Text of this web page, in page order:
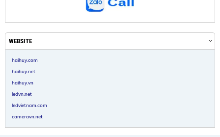
WEBSITE
haihuy.com
haihuy.net
haihuy.vn
ledvn.net
ledvietnam.com
cameravn.net